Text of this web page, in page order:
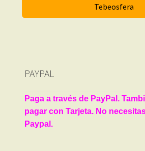
Tebeosfera
PAYPAL
Paga a través de PayPal.
pagar con Tarjeta. No
Paypal.